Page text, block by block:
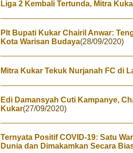
Liga 2 Kembali Tertunda, Mitra
Plt Bupati Kukar Chairil Anwar:
Kota Warisan Budaya(28/09/2020)
Mitra Kukar Tekuk Nurjanah FC di
Edi Damansyah Cuti Kampanye,
Kukar(27/09/2020)
Ternyata Positif COVID-19: Satu
Dunia dan Dimakamkan Secara